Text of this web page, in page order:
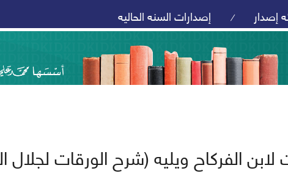
إصدار / إصدارات السنه الحاليه
الفركاح ويليه (شرح الورقات لجلال